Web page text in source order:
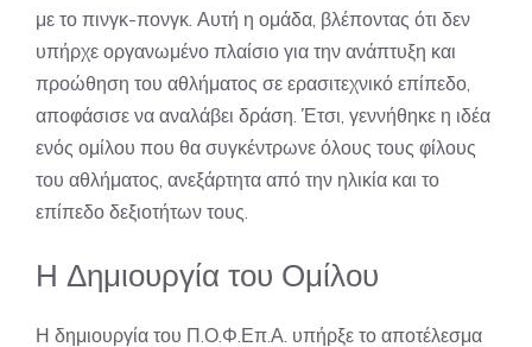
με το πινγκ-πονγκ. Αυτή η ομάδα, βλέποντας ότι δεν
υπήρχε οργανωμένο πλαίσιο για την ανάπτυξη και
προώθηση του αθλήματος σε ερασιτεχνικό επίπεδο,
αποφάσισε να αναλάβει δράση. Έτσι, γεννήθηκε η ιδέα
ενός ομίλου που θα συγκέντρωνε όλους τους φίλους
του αθλήματος, ανεξάρτητα από την ηλικία και το
επίπεδο δεξιοτήτων τους.
Η Δημιουργία του Ομίλου
Η δημιουργία του Π.Ο.Φ.Επ.Α. υπήρξε το αποτέλεσμα